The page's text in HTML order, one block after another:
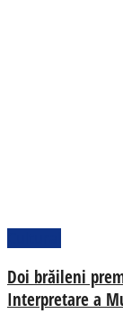
Doi brăileni
Interpretare a